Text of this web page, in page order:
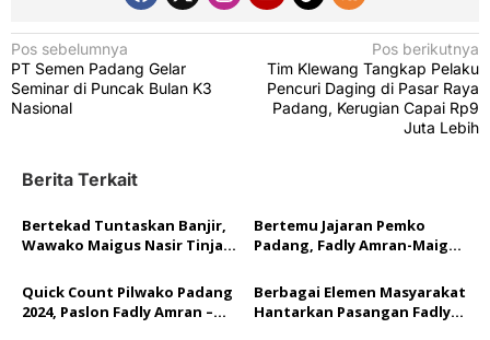
N
a
v
g
s
p
Pos sebelumnya
PT Semen Padang Gelar
Seminar di Puncak Bulan K3
Nasional
Pos berikutnya
Tim Klewang Tangkap Pelaku
Pencuri Daging di Pasar Raya
Padang, Kerugian Capai Rp9
Juta Lebih
Berita Terkait
Bertekad Tuntaskan Banjir,
Wawako Maigus Nasir Tinjau
Bertemu Jajaran Pemko
Padang, Fadly Amran-Maigus
Unggulan
Quick Count Pilwako Padang
2024, Paslon Fadly Amran –
Berbagai Elemen Masyarakat
Hantarkan Pasangan Fadly